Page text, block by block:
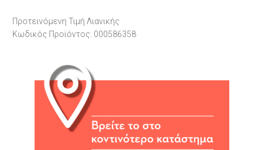
Προτεινόμενη Τιμή Λιανικής
Κωδικός Προϊόντος: 000586358